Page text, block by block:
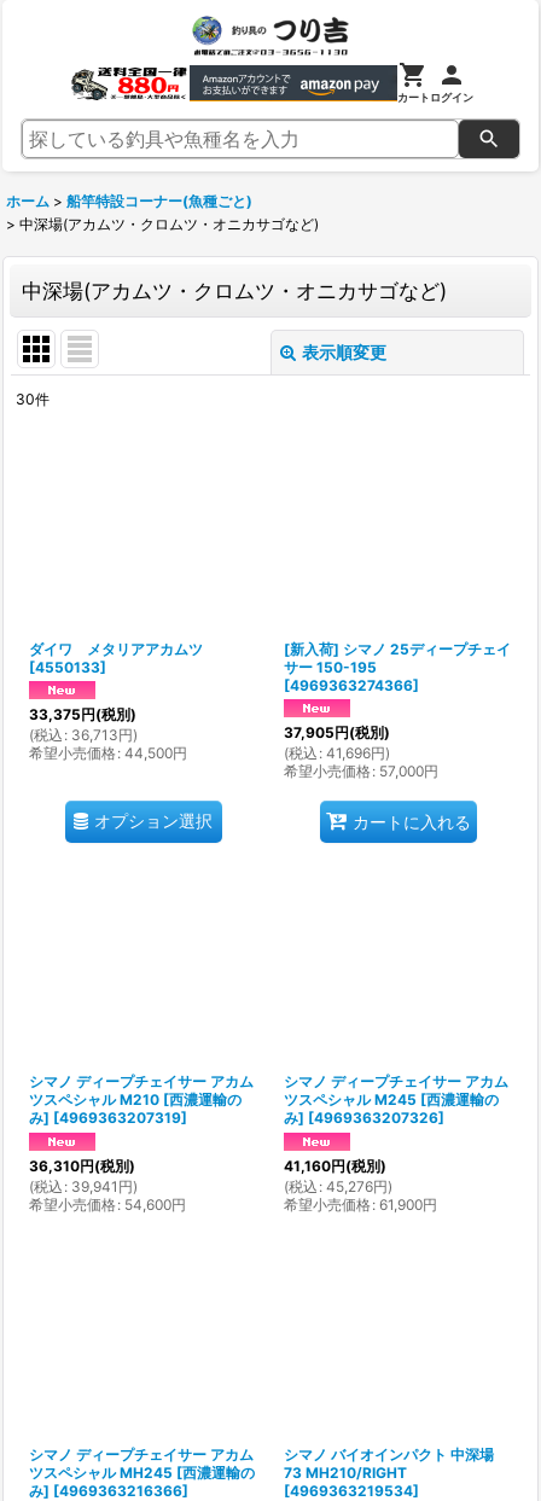
カートログイン
ホーム > 船竿特設コーナー(魚種ごと)
> 中深場(アカムツ・クロムツ・オニカサゴなど)
中深場(アカムツ・クロムツ・オニカサゴなど)
表示順変更
30件
ダイワ メタリアアカムツ
[4550133]
33,375円(税別)
(税込 : 36,713円)
希望小売価格: 44,500円
オプション選択
[新入荷] シマノ 25ディープチェイ
サー 150-195
[4969363274366]
37,905円(税別)
(税込 : 41,696円)
希望小売価格: 57,000円
カートに入れる
シマノ ディープチェイサー アカム
ツスペシャル M210 [西濃運輸の
み] [4969363207319]
36,310円(税別)
(税込 : 39,941 円)
希望小売価格: 54,600円
シマノ ディープチェイサー アカム
ツスペシャル M245 [西濃運輸の
み] [4969363207326]
41,160円(税別)
(税込 : 45,276円)
希望小売価格: 61,900円
シマノ ディープチェイサー アカム
ツスペシャル MH245 [西濃運輸の
み] [4969363216366]
シマノ バイオインパクト 中深場
73 MH210/RIGHT
[4969363219534]